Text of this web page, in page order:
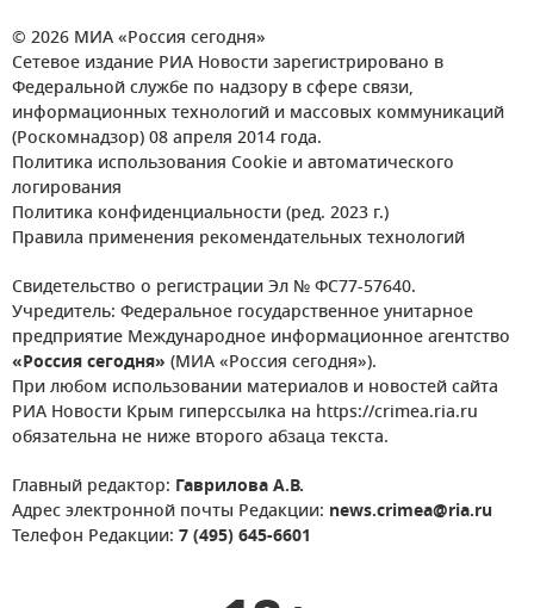
© 2026 МИА «Россия сегодня»
Сетевое издание РИА Новости зарегистрировано в
Федеральной службе по надзору в сфере связи,
информационных технологий и массовых коммуникаций
(Роскомнадзор) 08 апреля 2014 года.
Политика использования Cookie и автоматического
логирования
Политика конфиденциальности (ред. 2023 г.)
Правила применения рекомендательных технологий
Свидетельство о регистрации Эл № ФС77-57640.
Учредитель: Федеральное государственное унитарное
предприятие Международное информационное агентство
«Россия сегодня» (МИА «Россия сегодня»).
При любом использовании материалов и новостей сайта
РИА Новости Крым гиперссылка на https://crimea.ria.ru
обязательна не ниже второго абзаца текста.
Главный редактор: Гаврилова А.В.
Адрес электронной почты Редакции: news.crimea@ria.ru
Телефон Редакции: 7 (495) 645-6601